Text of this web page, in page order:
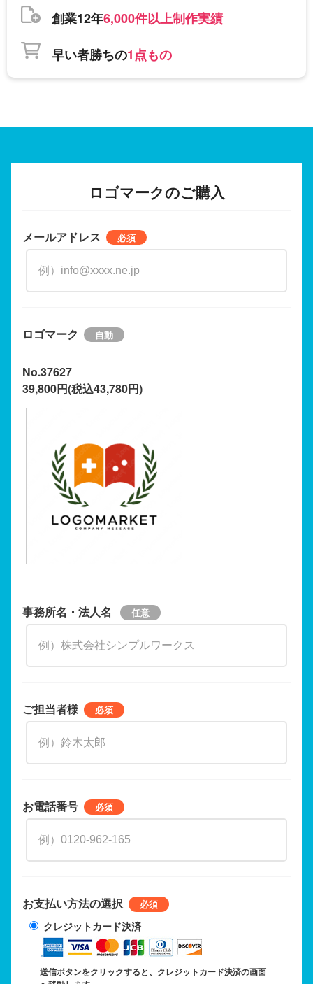
創業12年6,000件以上制作実績
早い者勝ちの1点もの
ロゴマークのご購入
メールアドレス
ロゴマーク
No.37627
39,800円(税込43,780円)
事務所名・法人名
ご担当者様
お電話番号
お支払い方法の選択
クレジットカード決済
送信ボタンをクリックすると、クレジットカード決済の画面